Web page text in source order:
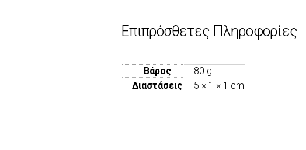
Επιπρόσθετες Πληροφορίες
Βάρος
80 g
Διαστάσεις
5 × 1 × 1 cm